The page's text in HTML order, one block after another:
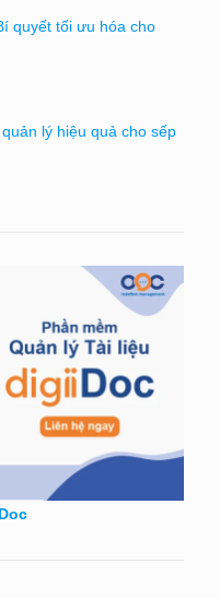
quyết tối ưu hóa cho
lý hiệu quả cho sếp